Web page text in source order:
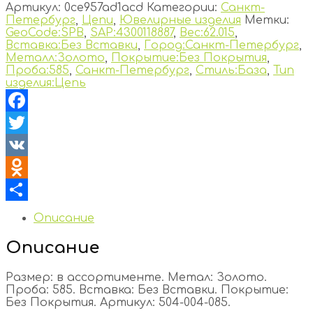
Артикул: 0ce957ad1acd Категории: Санкт-
Петербург, Цепи, Ювелирные изделия Метки:
GeoCode:SPB, SAP:4300118887, Вес:62.015,
Вставка:Без Вставки, Город:Санкт-Петербург,
Металл:Золото, Покрытие:Без Покрытия,
Проба:585, Санкт-Петербург, Стиль:База, Тип
изделия:Цепь
Facebook
Twitter
VK
Odnoklassniki
Отправить
Описание
Описание
Размер: в ассортименте. Метал: Золото.
Проба: 585. Вставка: Без Вставки. Покрытие:
Без Покрытия. Артикул: 504-004-085.